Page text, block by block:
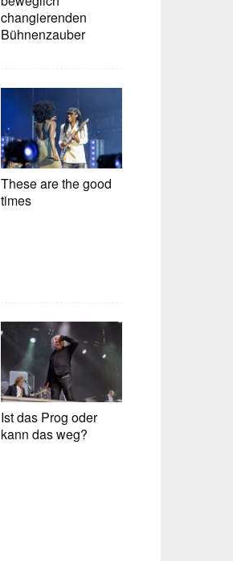
changierenden
Bühnenzauber
These are the good
times
Ist das Prog oder
kann das weg?